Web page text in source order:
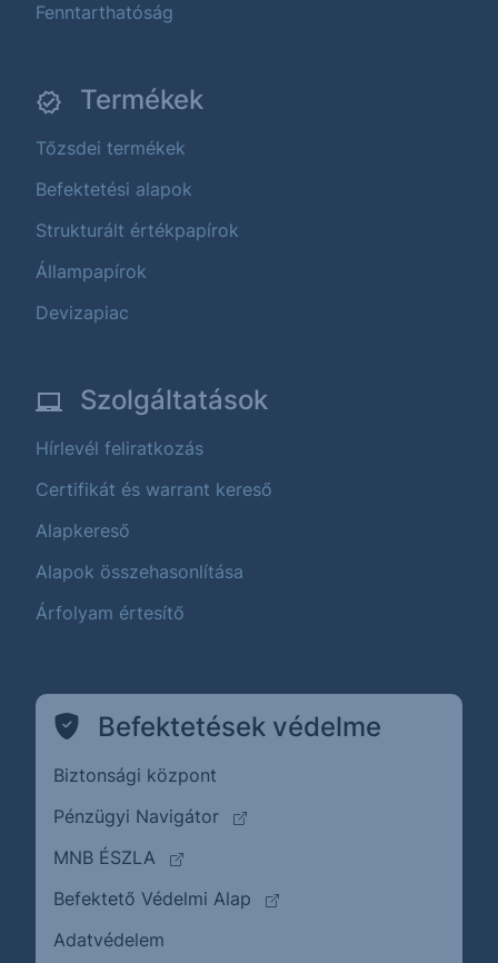
Fenntarthatóság
Termékek
Tőzsdei termékek
Befektetési alapok
Strukturált értékpapírok
Állampapírok
Devizapiac
Szolgáltatások
Hírlevél feliratkozás
Certifikát és warrant kereső
Alapkereső
Alapok összehasonlítása
Árfolyam értesítő
Befektetések védelme
Biztonsági központ
Pénzügyi Navigátor
(külső oldalra ugrik)
MNB ÉSZLA
(külső oldalra ugrik)
Befektető Védelmi Alap
(külső oldalra ugrik)
Adatvédelem